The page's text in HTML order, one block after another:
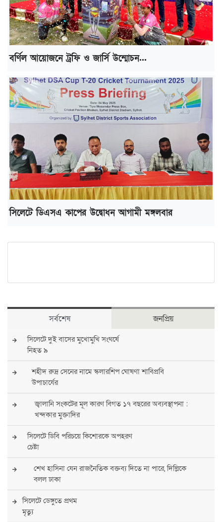
বর্ণিল আয়োজনে ট্রফি ও জার্সি উন্মোচন...
সিলেটে ডিএসএ কাপের উদ্বোধন আগামী মঙ্গলবার
সর্বশেষ জনপ্রিয়
সিলেটে দুই বাসের মুখোমুখি সংঘর্ষে
নিহত ৯
শহীদ রুদ্র সেনের নামে স্কলারশিপ ঘোষণা শাবিপ্রবি
উপাচার্যের
জ্বালানি সংকটের মূল কারণ বিগত ১৭ বছরের অব্যবস্থাপনা :
খন্দকার মুক্তাদির
সিলেটে ডিবি পরিচয়ে কিশোরকে অপহরণ
চেষ্টা
শেখ হাসিনা যেন রাজনৈতিক বক্তব্য দিতে না পারে, দিল্লিকে
বলল ঢাকা
সিলেটে ডেঙ্গুতে প্রথম
মৃত্যু